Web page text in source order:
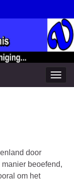
door
beoefend,
om het